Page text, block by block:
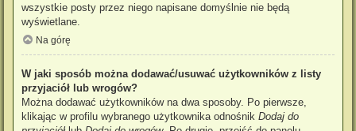
wszystkie posty przez niego napisane domyślnie nie będą
wyświetlane.
Na górę
W jaki sposób można dodawać/usuwać użytkowników z listy
przyjaciół lub wrogów?
Można dodawać użytkowników na dwa sposoby. Po pierwsze,
klikając w profilu wybranego użytkownika odnośnik Dodaj do